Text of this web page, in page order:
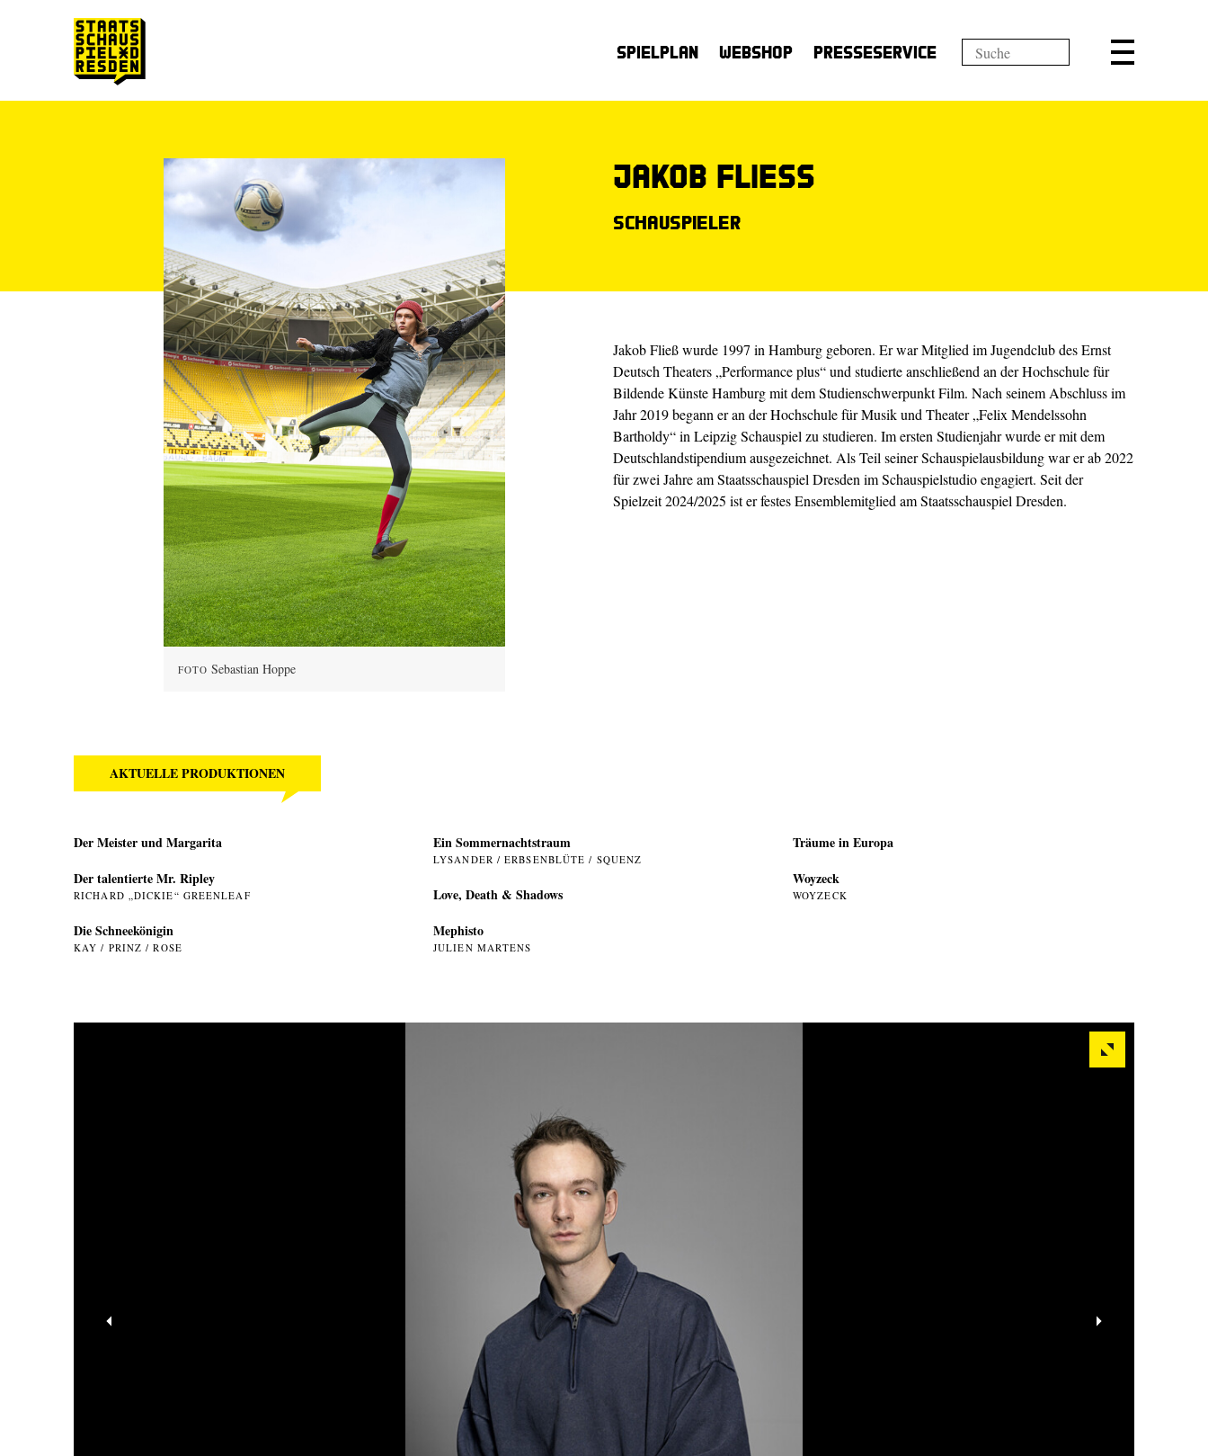
Spielplan Webshop Presseservice
FOTO Sebastian Hoppe
Jakob Fließ
Schauspieler
Jakob Fließ wurde 1997 in Hamburg geboren. Er war Mitglied im Jugendclub des Ernst
Deutsch Theaters „Performance plus“ und studierte anschließend an der Hochschule für
Bildende Künste Hamburg mit dem Studienschwerpunkt Film. Nach seinem Abschluss im
Jahr 2019 begann er an der Hochschule für Musik und Theater „Felix Mendelssohn
Bartholdy“ in Leipzig Schauspiel zu studieren. Im ersten Studienjahr wurde er mit dem
Deutschlandstipendium ausgezeichnet. Als Teil seiner Schauspielausbildung war er ab 2022
für zwei Jahre am Staatsschauspiel Dresden im Schauspielstudio engagiert. Seit der
Spielzeit 2024/2025 ist er festes Ensemblemitglied am Staatsschauspiel Dresden.
AKTUELLE PRODUKTIONEN
Der Meister und Margarita
Der talentierte Mr. Ripley
RICHARD „DICKIE“ GREENLEAF
Die Schneekönigin
KAY / PRINZ / ROSE
Ein Sommer­nachtstraum
LYSANDER / ERBSENBLÜTE / SQUENZ
Love, Death & Shadows
Mephisto
JULIEN MARTENS
Träume in Europa
Woyzeck
WOYZECK